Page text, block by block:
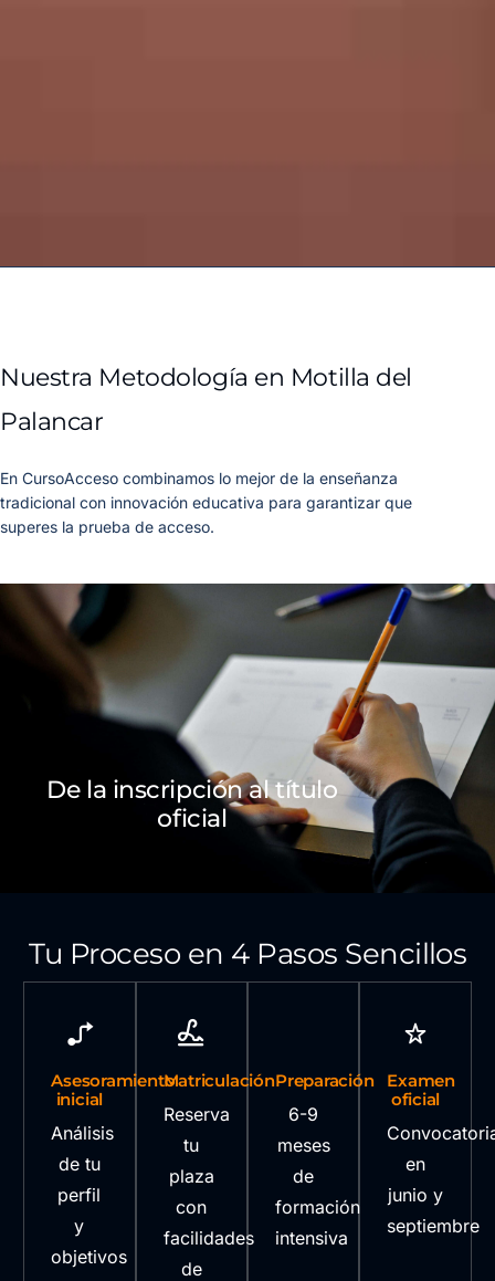
Nuestra Metodología en Motilla del
Palancar
En CursoAcceso combinamos lo mejor de la enseñanza
tradicional con innovación educativa para garantizar que
superes la prueba de acceso.
De la inscripción al título
oficial
Tu Proceso en 4 Pasos Sencillos
Asesoramiento
inicial
Análisis
de tu
perfil
y
objetivos
Matriculación
Reserva
tu
plaza
con
facilidades
de
Preparación
6-9
meses
de
formación
intensiva
Examen
oficial
en
junio y
septiembre